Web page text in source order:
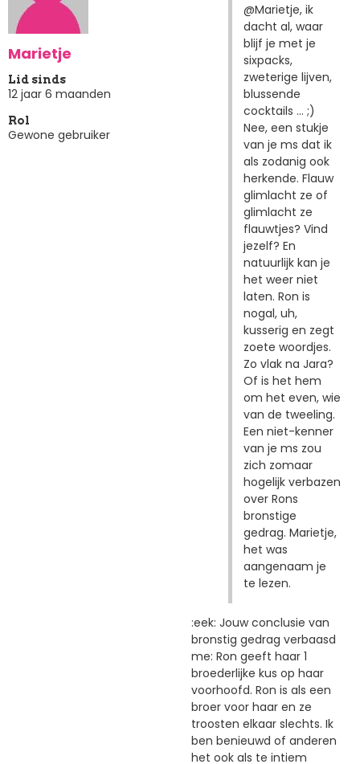
Marietje
Lid sinds
12 jaar 6 maanden
Rol
Gewone gebruiker
@Marietje, ik
dacht al, waar
blijf je met je
sixpacks,
zweterige lijven,
blussende
cocktails ... ;)
Nee, een stukje
van je ms dat ik
als zodanig ook
herkende. Flauw
glimlacht ze of
glimlacht ze
flauwtjes? Vind
jezelf? En
natuurlijk kan je
het weer niet
laten. Ron is
nogal, uh,
kusserig en zegt
zoete woordjes.
Zo vlak na Jara?
Of is het hem
om het even, wie
van de tweeling.
Een niet-kenner
van je ms zou
zich zomaar
hogelijk verbazen
over Rons
bronstige
gedrag. Marietje,
het was
aangenaam je
te lezen.
:eek: Jouw conclusie van
bronstig gedrag verbaasd
me: Ron geeft haar 1
broederlijke kus op haar
voorhoofd. Ron is als een
broer voor haar en ze
troosten elkaar slechts. Ik
ben benieuwd of anderen
het ook als te intiem